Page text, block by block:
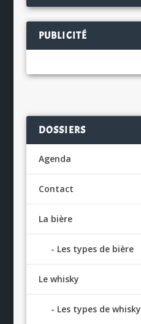
PUBLICITÉ
DOSSIERS
Agenda
Contact
La bière
Les types de bière
Le whisky
Les types de whisky